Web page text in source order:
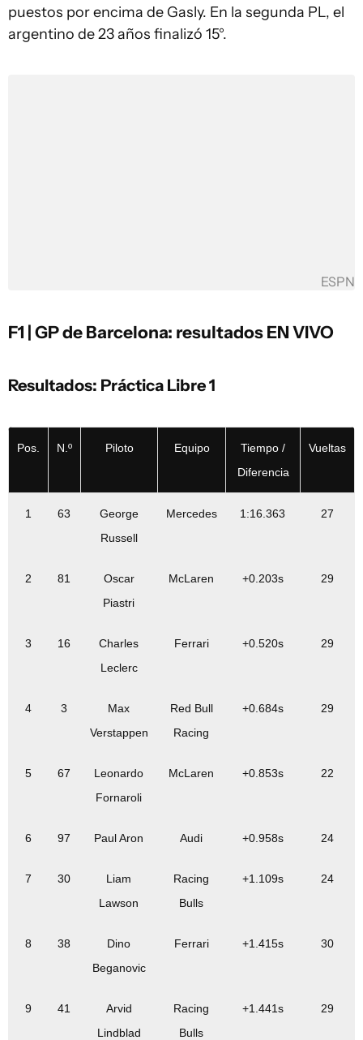
puestos por encima de Gasly. En la segunda PL, el
argentino de 23 años finalizó 15°.
ESPN
F1 | GP de Barcelona: resultados EN VIVO
Resultados: Práctica Libre 1
Pos. N.º Piloto Equipo
Tiempo /
Diferencia
Vueltas
1 63
George
Russell
Mercedes 1:16.363 27
2 81
Oscar
Piastri
McLaren +0.203s 29
3 16
Charles
Leclerc
Ferrari +0.520s 29
4 3
Max
Verstappen
Red Bull
Racing
+0.684s 29
5 67
Leonardo
Fornaroli
McLaren +0.853s 22
6 97 Paul Aron Audi +0.958s 24
7 30
Liam
Lawson
Racing
Bulls
+1.109s 24
8 38
Dino
Beganovic
Ferrari +1.415s 30
9 41
Arvid
Lindblad
Racing
Bulls
+1.441s 29